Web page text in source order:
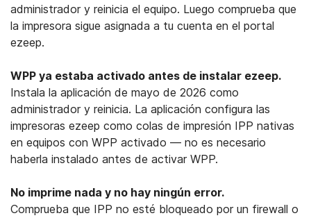
administrador y reinicia el equipo. Luego comprueba que
la impresora sigue asignada a tu cuenta en el portal
ezeep.
WPP ya estaba activado antes de instalar ezeep.
Instala la aplicación de mayo de 2026 como
administrador y reinicia. La aplicación configura las
impresoras ezeep como colas de impresión IPP nativas
en equipos con WPP activado — no es necesario
haberla instalado antes de activar WPP.
No imprime nada y no hay ningún error.
Comprueba que IPP no esté bloqueado por un firewall o